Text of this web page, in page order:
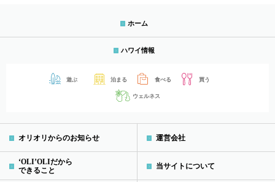
ホーム
ハワイ情報
遊ぶ 泊まる 食べる 買う
ウェルネス
オリオリからのお知らせ
‘OLI’OLIだから
できること
運営会社
当サイトについて